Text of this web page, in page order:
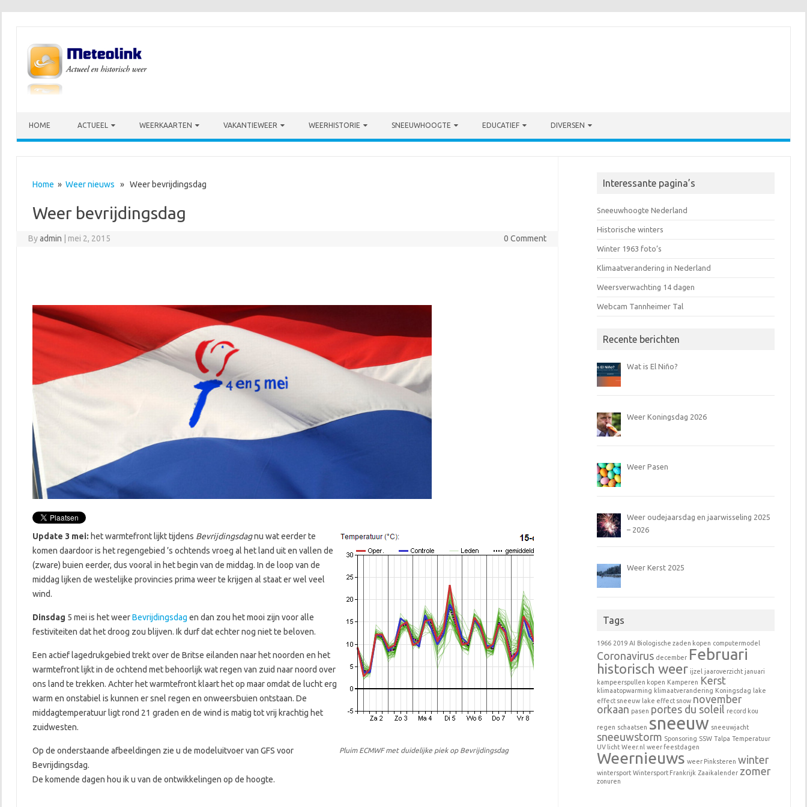
HOME ACTUEEL WEERKAARTEN VAKANTIEWEER WEERHISTORIE SNEEUWHOOGTE EDUCATIEF DIVERSEN
Home » Weer nieuws » Weer bevrijdingsdag
Weer bevrijdingsdag
Byadmin mei 2, 2015 0 Comment
Pluim ECMWF met duidelijke piek op Bevrijdingsdag
Update 3 mei: het warmtefront lijkt tijdens Bevrijdingsdagnu wat eerder te
komen daardoor is het regengebied ’s ochtends vroeg al het land uit en vallen de
(zware) buien eerder, dus vooral in het begin van de middag. In de loop van de
middag lijken de westelijke provincies prima weer te krijgen al staat er wel veel
wind.
Dinsdag 5 mei is het weerBevrijdingsdag en dan zou het mooi zijn voor alle
festiviteiten dat het droog zou blijven. Ik durf dat echter nog niet te beloven.
Een actief lagedrukgebied trekt over de Britse eilanden naar het noorden en het
warmtefront lijkt in de ochtend met behoorlijk wat regen van zuid naar noord over
ons land te trekken. Achter het warmtefront klaart het op maar omdat de lucht erg
warm en onstabiel is kunnen er snel regen en onweersbuien ontstaan. De
middagtemperatuur ligt rond 21 graden en de wind is matig tot vrij krachtig het
zuidwesten.
Op de onderstaande afbeeldingen zie u de modeluitvoer van GFS voor
Bevrijdingsdag.
De komende dagen hou ik u van de ontwikkelingen op de hoogte.
Interessante pagina’s
Sneeuwhoogte Nederland
Historische winters
Winter 1963 foto’s
Klimaatverandering in Nederland
Weersverwachting 14 dagen
Webcam Tannheimer Tal
Recente berichten
Wat is El Niño?
Weer Koningsdag 2026
Weer Pasen
Weer oudejaarsdag en jaarwisseling 2025
– 2026
Weer Kerst 2025
Tags
1966 2019 AI Biologische zaden kopen computermodel
Coronavirus december Februari
historisch weer ijzel jaaroverzicht januari
kampeerspullen kopen Kamperen Kerst
klimaatopwarming klimaatverandering Koningsdag lake
effect sneeuw lake effect snow november
orkaan pasen portes du soleil record kou
regen schaatsen sneeuw sneeuwjacht
sneeuwstorm Sponsoring SSW Talpa Temperatuur
UV licht Weer.nl weer feestdagen
Weernieuws weer Pinksteren winter
wintersport Wintersport Frankrijk Zaaikalender zomer
zonuren